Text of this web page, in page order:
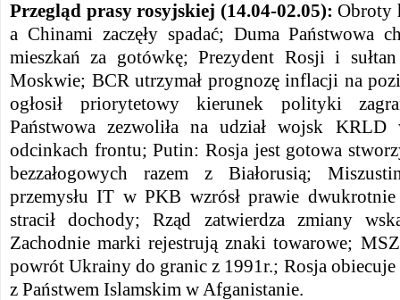
Przegląd prasy rosyjskiej (14.04-02.05):Obroty
a Chinami zaczęły spadać; Duma Państwowa
mieszkań za gotówkę; Prezydent Rosji i
Moskwie; BCR utrzymał prognozę inflacji na
ogłosił priorytetowy kierunek polityki
Państwowa zezwoliła na udział wojsk
odcinkach frontu; Putin: Rosja jest gotowa
bezzałogowych razem z Białorusią;
przemysłu IT w PKB wzrósł prawie
stracił dochody; Rząd zatwierdza zmiany
Zachodnie marki rejestrują znaki towarowe;
powrót Ukrainy do granic z 1991r.; Rosja
z Państwem Islamskim w Afganistanie.